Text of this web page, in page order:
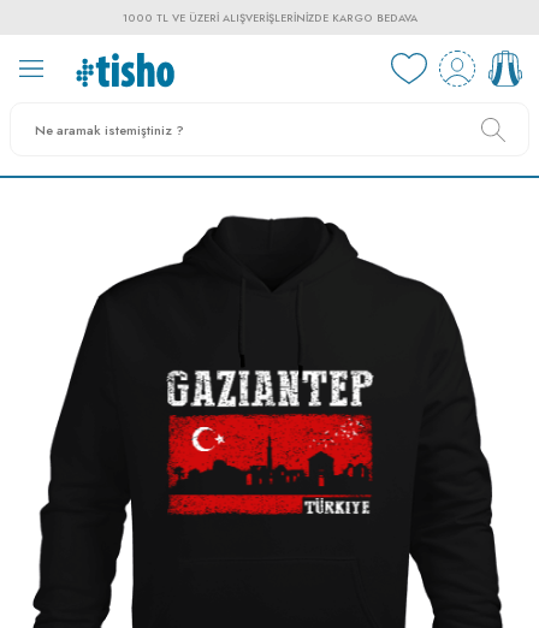
1000 TL VE ÜZERI ALIŞVERIŞLERINIZDE KARGO BEDAVA